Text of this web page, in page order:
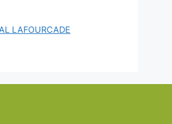
LAFOURCADE